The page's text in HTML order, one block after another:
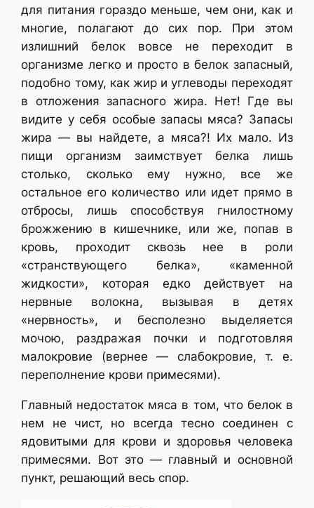
для питания гораздо меньше, чем они, как и
многие, полагают до сих пор. При этом
излишний белок вовсе не переходит в
организме легко и просто в белок запасный,
подобно тому, как жир и углеводы переходят
в отложения запасного жира. Нет! Где вы
видите у себя особые запасы мяса? Запасы
жира — вы найдете, а мяса?! Их мало. Из
пищи организм заимствует белка лишь
столько, сколько ему нужно, все же
остальное его количество или идет прямо в
отбросы, лишь способствуя гнилостному
брожжению в кишечнике, или же, попав в
кровь, проходит сквозь нее в роли
«странствующего белка», «каменной
жидкости», которая едко действует на
нервные волокна, вызывая в детях
«нервность», и бесполезно выделяется
мочою, раздражая почки и подготовляя
малокровие (вернее — слабокровие, т. е.
переполнение крови примесями).
Главный недостаток мяса в том, что белок в
нем не чист, но всегда тесно соединен с
ядовитыми для крови и здоровья человека
примесями. Вот это — главный и основной
пункт, решающий весь спор.